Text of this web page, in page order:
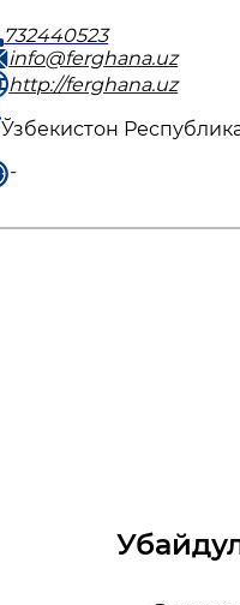
732440523
info@ferghana.uz
http://ferghana.uz
Ўзбекистон
-